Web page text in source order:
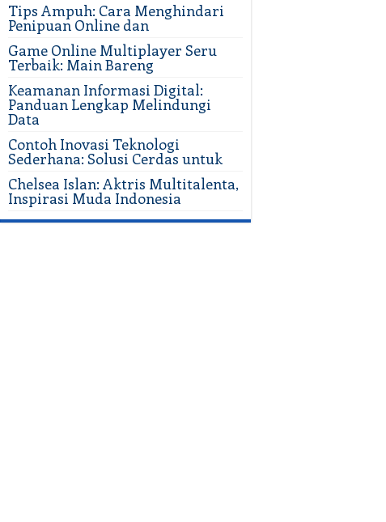
Tips Ampuh: Cara Menghindari
Penipuan Online dan
Game Online Multiplayer Seru
Terbaik: Main Bareng
Keamanan Informasi Digital:
Panduan Lengkap Melindungi
Data
Contoh Inovasi Teknologi
Sederhana: Solusi Cerdas untuk
Chelsea Islan: Aktris Multitalenta,
Inspirasi Muda Indonesia